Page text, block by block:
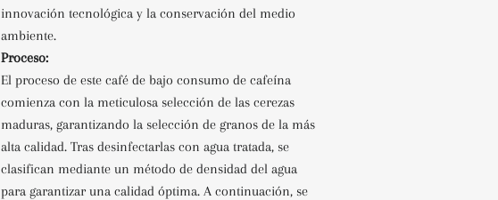
innovación tecnológica y la conservación del medio
ambiente.
Proceso:
El proceso de este café de bajo consumo de cafeína
comienza con la meticulosa selección de las cerezas
maduras, garantizando la selección de granos de la más
alta calidad. Tras desinfectarlas con agua tratada, se
clasifican mediante un método de densidad del agua
para garantizar una calidad óptima. A continuación, se